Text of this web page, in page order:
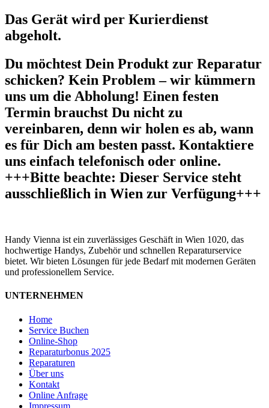
Das Gerät wird per Kurierdienst
abgeholt.
Du möchtest Dein Produkt zur Reparatur
schicken? Kein Problem – wir kümmern
uns um die Abholung! Einen festen
Termin brauchst Du nicht zu
vereinbaren, denn wir holen es ab, wann
es für Dich am besten passt. Kontaktiere
uns einfach telefonisch oder online.
+++Bitte beachte: Dieser Service steht
ausschließlich in Wien zur Verfügung+++
Handy Vienna ist ein zuverlässiges Geschäft in Wien 1020, das
hochwertige Handys, Zubehör und schnellen Reparaturservice
bietet. Wir bieten Lösungen für jede Bedarf mit modernen Geräten
und professionellem Service.
UNTERNEHMEN
Home
Service Buchen
Online-Shop
Reparaturbonus 2025
Reparaturen
Über uns
Kontakt
Online Anfrage
Impressum